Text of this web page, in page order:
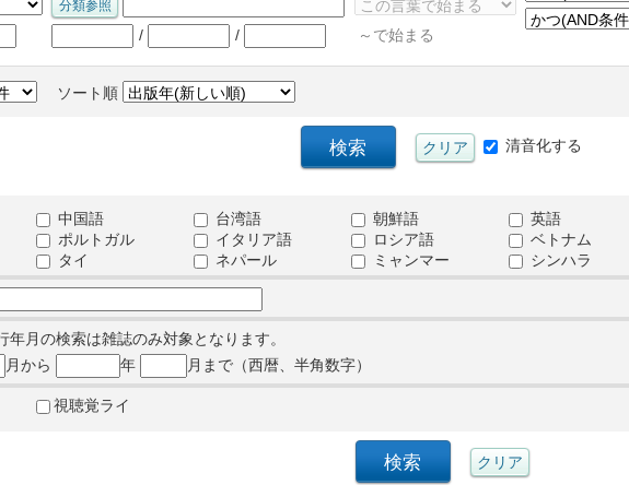
/ / ～で始まる
ソート順
清音化する
中国語 台湾語 朝鮮語 英語
ポルトガル イタリア語 ロシア語 ベトナム
タイ ネパール ミャンマー シンハラ
年月の検索は雑誌のみ対象となります。
月から 年 月まで（西暦、半角数字）
視聴覚ライ